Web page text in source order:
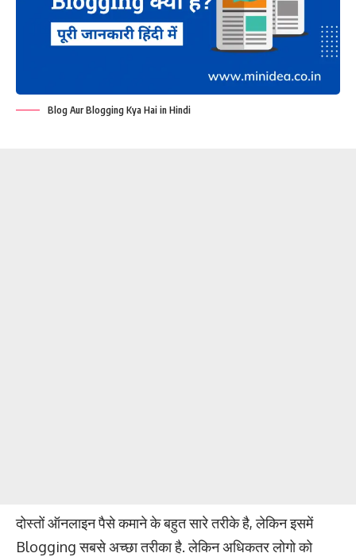
Blog Aur Blogging Kya Hai in Hindi
दोस्तों ऑनलाइन पैसे कमाने के बहुत सारे तरीके है, लेकिन इसमें
Blogging सबसे अच्छा तरीका है. लेकिन अधिकतर लोगो को